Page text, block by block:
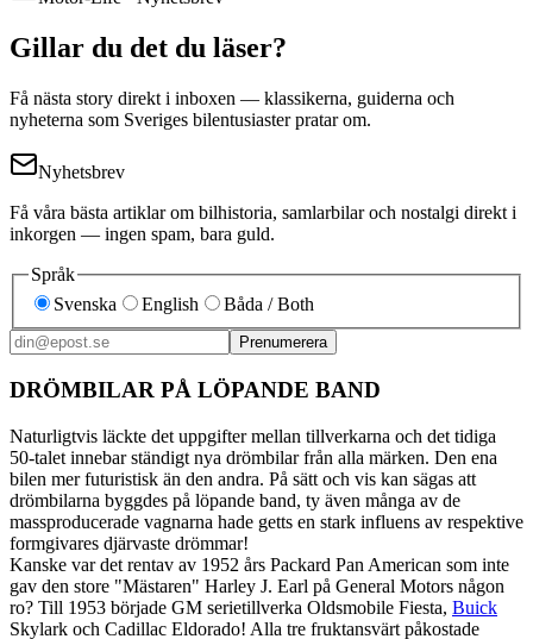
Gillar du det du läser?
Få nästa story direkt i inboxen — klassikerna, guiderna och
nyheterna som Sveriges bilentusiaster pratar om.
Nyhetsbrev
Få våra bästa artiklar om bilhistoria, samlarbilar och nostalgi direkt i
inkorgen — ingen spam, bara guld.
Språk
Svenska
English Båda / Both
Prenumerera
DRÖMBILAR PÅ LÖPANDE BAND
Naturligtvis läckte det uppgifter mellan tillverkarna och det tidiga
50-talet innebar ständigt nya drömbilar från alla märken. Den ena
bilen mer futuristisk än den andra. På sätt och vis kan sägas att
drömbilarna byggdes på löpande band, ty även många av de
massproducerade vagnarna hade getts en stark influens av respektive
formgivares djärvaste drömmar!
Kanske var det rentav av 1952 års Packard Pan American som inte
gav den store "Mästaren" Harley J. Earl på General Motors någon
ro? Till 1953 började GM serietillverka Oldsmobile Fiesta, Buick
Skylark och Cadillac Eldorado! Alla tre fruktansvärt påkostade